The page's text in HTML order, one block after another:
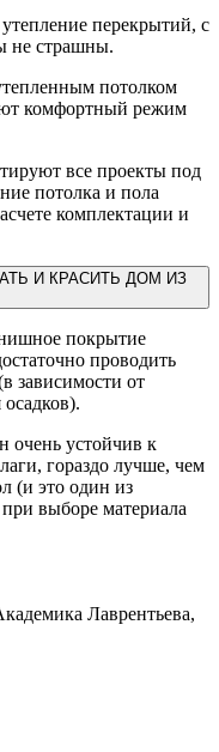
перекрытий, с
не страшны.
потолком
комфортный режим
все проекты под
потолка и пола
комплектации и
И КРАСИТЬ ДОМ ИЗ
покрытие
проводить
зависимости от
очень устойчив к
гораздо лучше, чем
(и это один из
выборе материала
Лаврентьева,